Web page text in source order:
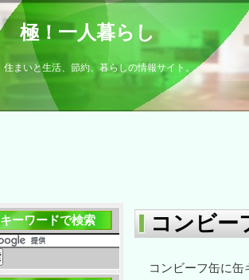
極！一人暮らし
住まいと生活、節約、暮らしの情報サイト。
コンビー
コンビーフ缶に
キーワードで検索